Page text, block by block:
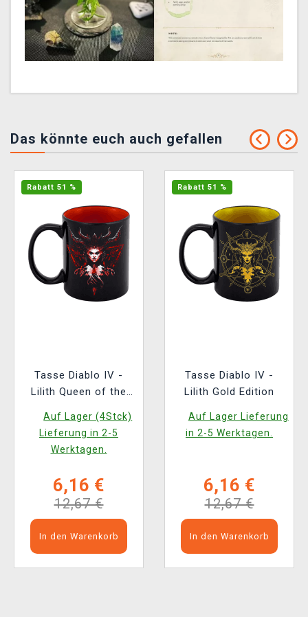
Das könnte euch auch gefallen
Rabatt 51 %
Tasse Diablo IV -
Lilith Queen of the
Auf Lager (4Stck)
Lieferung in 2-5
Werktagen.
6,16 €
12,67 €
In den Warenkorb
Rabatt 51 %
Tasse Diablo IV -
Lilith Gold Edition
Auf Lager Lieferung
in 2-5 Werktagen.
6,16 €
12,67 €
In den Warenkorb